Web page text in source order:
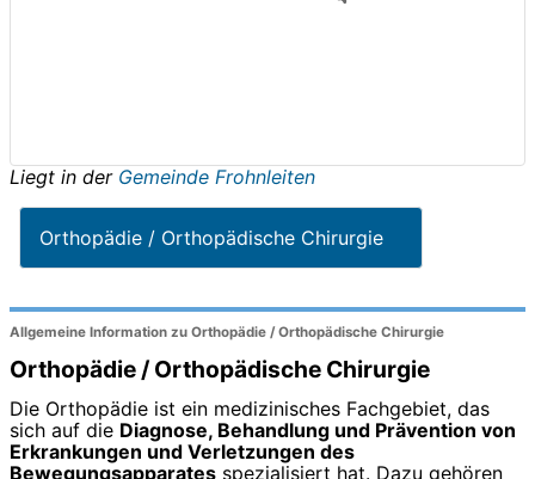
Liegt in der Gemeinde Frohnleiten
Orthopädie / Orthopädische Chirurgie
Allgemeine Information zu Orthopädie / Orthopädische Chirurgie
Orthopädie / Orthopädische Chirurgie
Die Orthopädie ist ein medizinisches Fachgebiet, das
sich auf die Diagnose, Behandlung und Prävention von
Erkrankungen und Verletzungen des
Bewegungsapparates spezialisiert hat. Dazu gehören